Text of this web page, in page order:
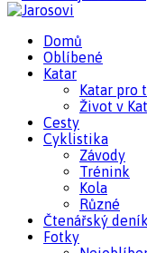
Domů
Oblíbené
Katar
Katar pro
Život v
Cesty
Cyklistika
Závody
Trénink
Kola
Různé
Čtenářský deník
Fotky